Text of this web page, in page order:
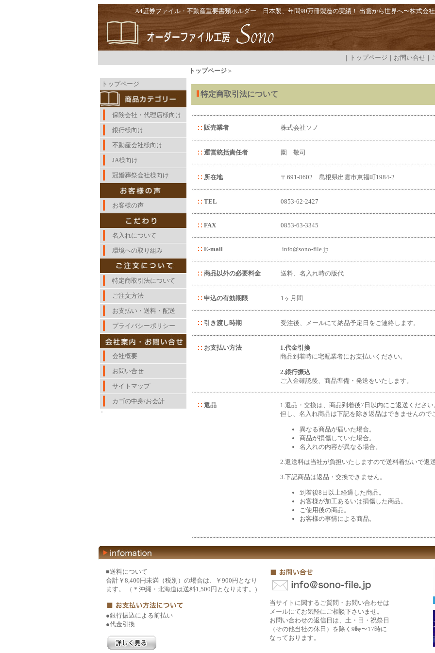
A4証券ファイル・不動産重要書類ホルダー 日本製、年間90万冊製造の実績！ 出雲から世界へ〜株式会
トップページ お問い合せ
トップページ
保険会社・代理店様向け
銀行様向け
不動産会社様向け
JA様向け
冠婚葬祭会社様向け
お客様の声
名入れについて
環境への取り組み
特定商取引法について
ご注文方法
お支払い・送料・配送
プライバシーポリシー
会社概要
お問い合せ
サイトマップ
カゴの中身/お会計
トップページ ＞
特定商取引法について
販売業者 株式会社ソノ
運営統括責任者 園 敬司
所在地 〒691-8602 島根県出雲市東福町1984-2
TEL 0853-62-2427
FAX 0853-63-3345
E-mail info@sono-file.jp
商品以外の必要料金 送料、名入れ時の版代
申込の有効期限 1ヶ月間
引き渡し時期 受注後、メールにて納品予定日をご連絡します。
お支払い方法
1.代金引換
商品到着時に宅配業者にお支払いください。
2.銀行振込
ご入金確認後、商品準備・発送をいたします。
返品
1.返品・交換は、商品到着後7日以内にご返送ください
但し、名入れ商品は下記を除き返品はできませんので
異なる商品が届いた場合。
商品が損傷していた場合。
名入れの内容が異なる場合。
2.返送料は当社が負担いたしますので送料着払いで返
3.下記商品は返品・交換できません。
到着後8日以上経過した商品。
お客様が加工あるいは損傷した商品。
ご使用後の商品。
お客様の事情による商品。
■送料について
合計￥8,400円未満（税別）の場合は、￥900円となり
ます。 （＊沖縄・北海道は送料1,500円となります。)
●銀行振込による前払い
●代金引換
当サイトに関するご質問・お問い合わせは
メールにてお気軽にご相談下さいませ。
お問い合わせの返信日は、土・日・祝祭日
（その他当社の休日）を除く9時〜17時に
なっております。